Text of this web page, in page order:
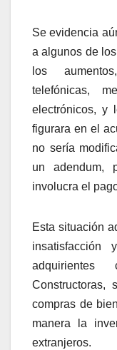
Se evidencia
a algunos de
los
telefónicas,
electrónicos, y
figurara en el
no sería
un adendum,
involucra el
Esta situación
insatisfacción
Constructoras,
compras de
manera la
extranjeros.